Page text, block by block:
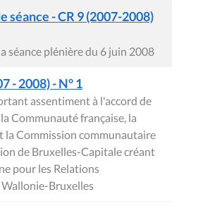
séance - CR 9 (2007-2008)
séance plénière du 6 juin 2008
- 2008) - N° 1
assentiment à l'accord de
Communauté française, la
la Commission communautaire
de Bruxelles-Capitale créant
pour les Relations
Bruxelles